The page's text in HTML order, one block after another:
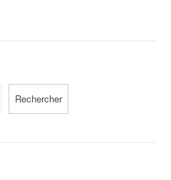
Rechercher